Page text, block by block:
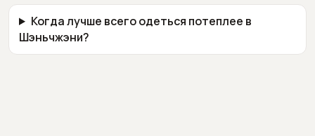
Когда лучше всего одеться потеплее в
Шэньчжэни?